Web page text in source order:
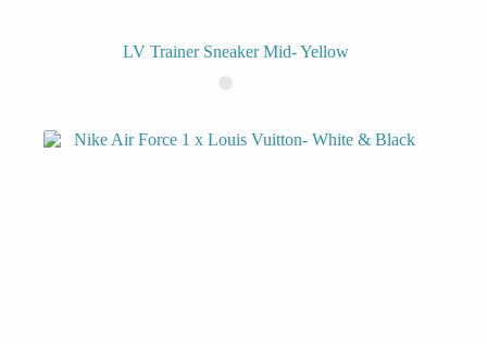
LV Trainer Sneaker Mid- Yellow